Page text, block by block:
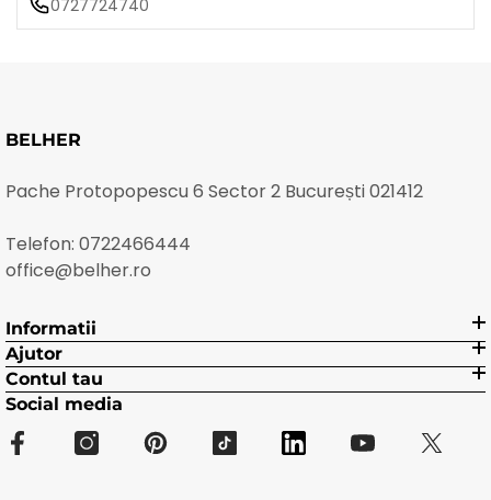
0727724740
BELHER
Pache Protopopescu 6 Sector 2 București 021412
Telefon: 0722466444
office@belher.ro
Informatii
Ajutor
Contul tau
Social media